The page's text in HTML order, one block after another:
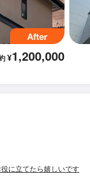
¥1,200,000
に立てたら嬉しいです